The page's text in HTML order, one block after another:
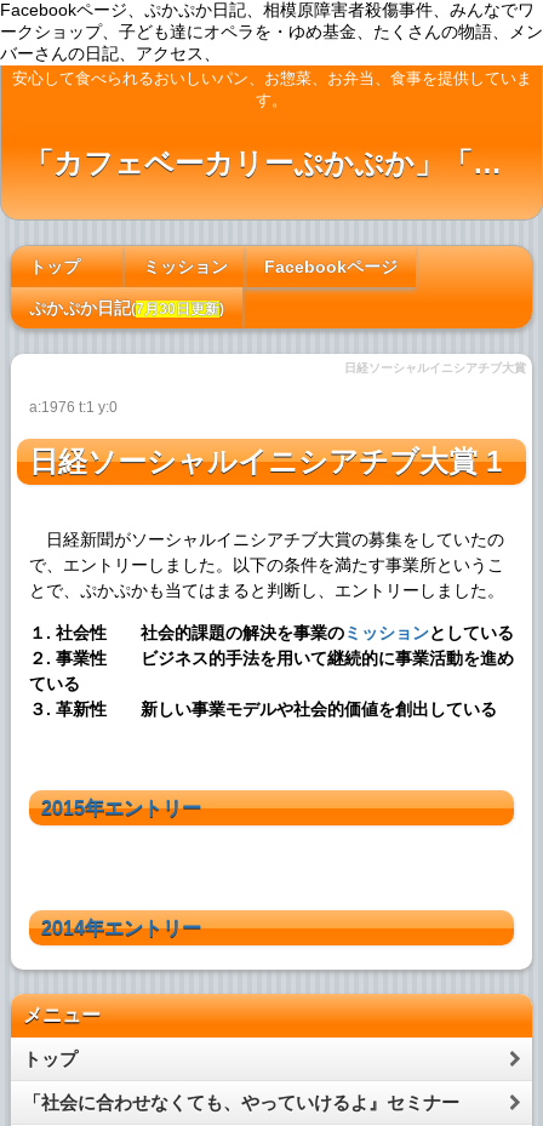
Facebookページ、ぷかぷか日記、相模原障害者殺傷事件、みんなでワ
ークショップ、子ども達にオペラを・ゆめ基金、たくさんの物語、メン
バーさんの日記、アクセス、
安心して食べられるおいしいパン、お惣菜、お弁当、食事を提供していま
す。
「カフェベーカリーぷかぷか」「ぷかぷかカフェ」「おひさまの台所」「アート屋わんど」
トップ
[#c2d2d716]
ミッション Facebookページ
ぷかぷか日記(7月30日更新)
日経ソーシャルイニシアチブ大賞
a:1976 t:1 y:0
日経ソーシャルイニシアチブ大賞1
日経新聞がソーシャルイニシアチブ大賞の募集をしていたの
で、エントリーしました。以下の条件を満たす事業所というこ
とで、ぷかぷかも当てはまると判断し、エントリーしました。
１. 社会性 社会的課題の解決を事業のミッションとしている
２. 事業性 ビジネス的手法を用いて継続的に事業活動を進め
ている
３. 革新性 新しい事業モデルや社会的価値を創出している
2015年エントリー
2014年エントリー
メニュー
トップ
「社会に合わせなくても、やっていけるよ』セミナー